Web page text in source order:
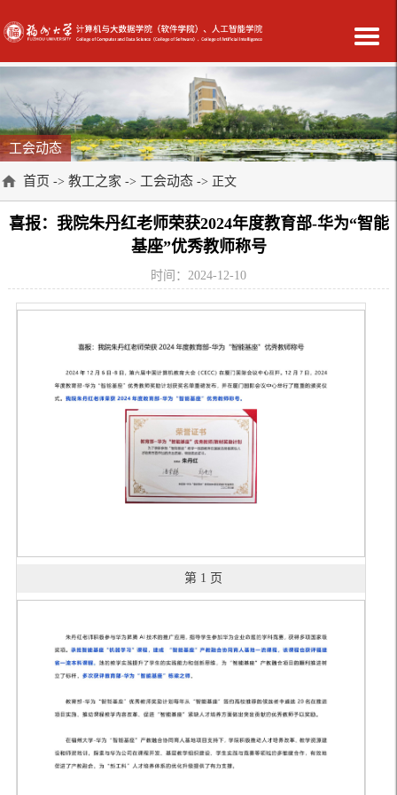
工会动态
首页 -> 教工之家 -> 工会动态 -> 正文
喜报：我院朱丹红老师荣获2024年度教育部-华为“智能
基座”优秀教师称号
时间：2024-12-10
第 1 页